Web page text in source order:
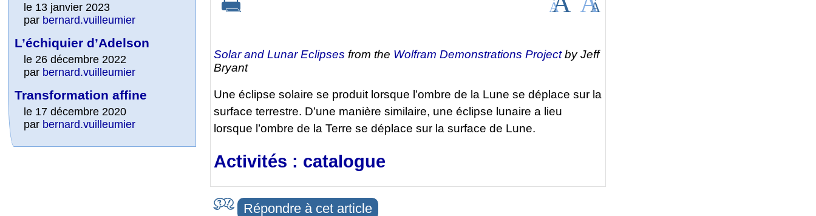
Solar and Lunar Eclipses from the Wolfram Demonstrations Projectby Jeff
Bryant
Une éclipse solaire se produit lorsque l’ombre de la Lune se déplace sur la
surface terrestre. D’une manière similaire, une éclipse lunaire a lieu
lorsque l’ombre de la Terre se déplace sur la surface de Lune.
Activités : catalogue
Répondre à cet article
le 13 janvier 2023
par bernard.vuilleumier
L’échiquier d’Adelson
le 26 décembre 2022
par bernard.vuilleumier
Transformation affine
le 17 décembre 2020
par bernard.vuilleumier